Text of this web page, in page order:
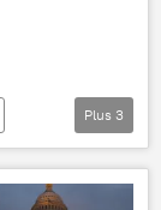
Plus 3